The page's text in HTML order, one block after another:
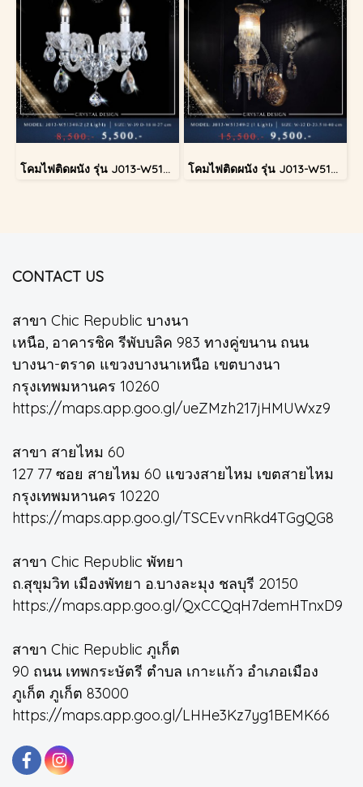
โคมไฟติดผนัง รุ่น J013-W51349/2 โคมไฟติดผนัง รุ่น J013-W51349/2
CONTACT US
สาขา Chic Republic บางนา
เหนือ, อาคารชิค รีพับบลิค 983 ทางคู่ขนาน ถนน
บางนา-ตราด แขวงบางนาเหนือ เขตบางนา
กรุงเทพมหานคร 10260
https://maps.app.goo.gl/ueZMzh217jHMUWxz9
สาขา สายไหม 60
127 77 ซอย สายไหม 60 แขวงสายไหม เขตสายไหม
กรุงเทพมหานคร 10220
https://maps.app.goo.gl/TSCEvvnRkd4TGgQG8
สาขา Chic Republic พัทยา
ถ.สุขุมวิท เมืองพัทยา อ.บางละมุง ชลบุรี 20150
https://maps.app.goo.gl/QxCCQqH7demHTnxD9
สาขา Chic Republic ภูเก็ต
90 ถนน เทพกระษัตรี ตำบล เกาะแก้ว อำเภอเมือง
ภูเก็ต ภูเก็ต 83000
https://maps.app.goo.gl/LHHe3Kz7yg1BEMK66